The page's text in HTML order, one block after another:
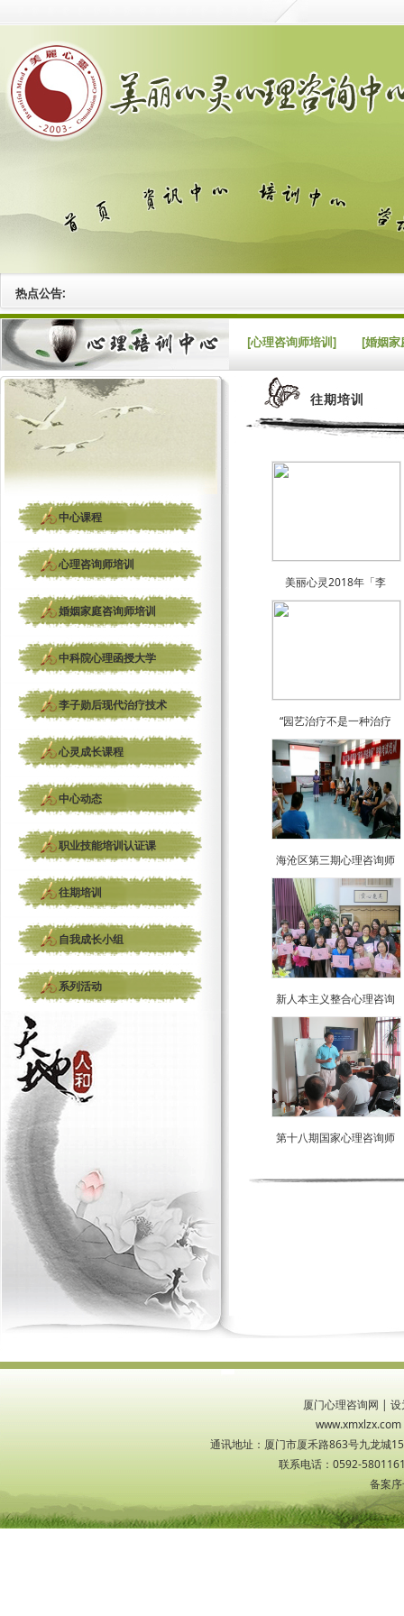
热点公告:
[心理咨询师培训] [婚姻
中心课程
心理咨询师培训
婚姻家庭咨询师培训
中科院心理函授大学
李子勋后现代治疗技术
心灵成长课程
中心动态
职业技能培训认证课
往期培训
自我成长小组
系列活动
往期培训
美丽心灵2018年「李
“园艺治疗不是一种治疗
海沧区第三期心理咨询师
新人本主义整合心理咨询
第十八期国家心理咨询师
厦门心理咨询网 | 设
通讯地址：厦门市厦禾路863号九龙城
联系电话：0592-
备案